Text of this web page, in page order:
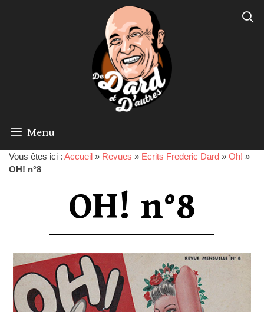
Menu
Vous êtes ici : Accueil » Revues » Ecrits Frederic Dard » Oh! »
OH! n°8
OH! n°8